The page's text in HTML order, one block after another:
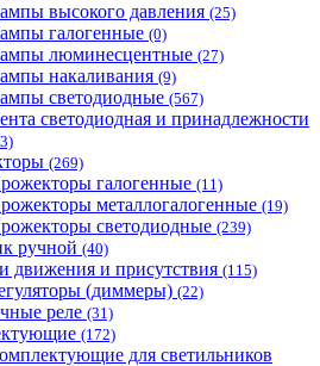
высокого давления (25)
галогенные (0)
люминесцентные (27)
накаливания (9)
светодиодные (567)
светодиодная и принадлежности
(269)
галогенные (11)
металлогалогенные (19)
светодиодные (239)
ручной (40)
движения и присутствия (115)
(диммеры) (22)
реле (31)
(172)
для светильников